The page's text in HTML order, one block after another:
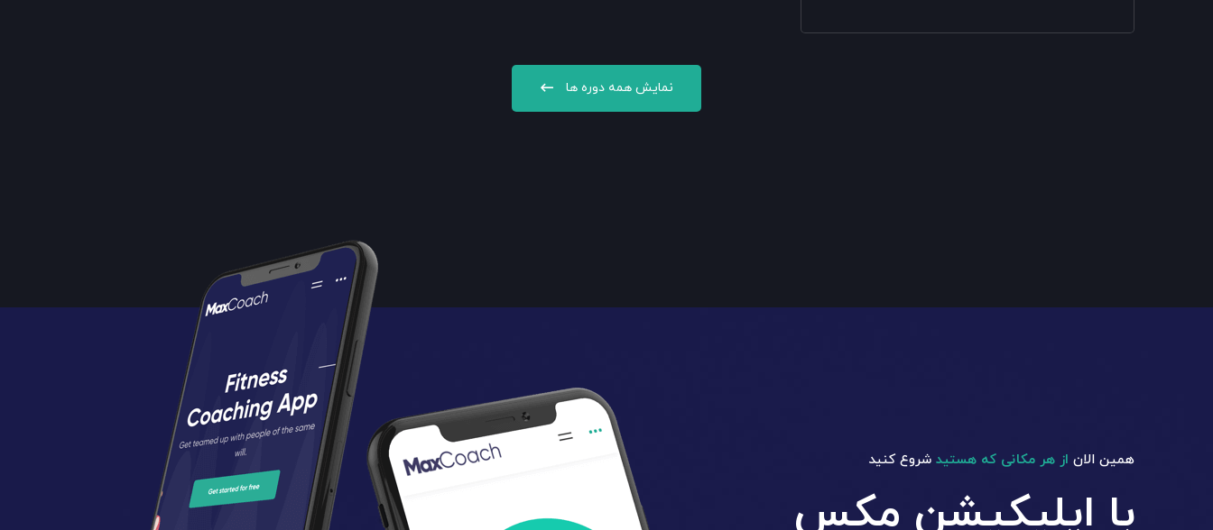
نمایش همه دوره ها
همین الان از هر مکانی که هستید شروع کنید
با اپلیکیشن مکس